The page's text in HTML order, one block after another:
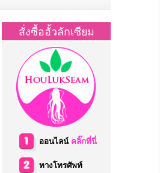
สั่งซื้อฮั้วลักเซียม
ออนไลน์ คลิ๊กที่นี่
ทางโทรศัพท์